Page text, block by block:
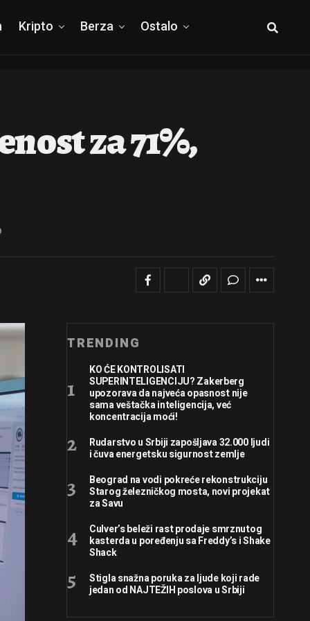
Kripto Berza Ostalo
za 71%,
TRENDING
KO ĆE KONTROLISATI
SUPERINTELIGENCIJU? Zakerberg
upozorava da najveća opasnost nije
sama veštačka inteligencija, već
koncentracija moći!
Rudarstvo u Srbiji zapošljava 32.000 ljudi
i čuva energetsku sigurnost zemlje
Beograd na vodi pokreće rekonstrukciju
Starog železničkog mosta, novi projekat
za Savu
Culver’s beleži rast prodaje smrznutog
kasterda u poređenju sa Freddy’s i Shake
Shack
Stigla snažna poruka za ljude koji rade
jedan od NAJTEŽIH poslova u Srbiji